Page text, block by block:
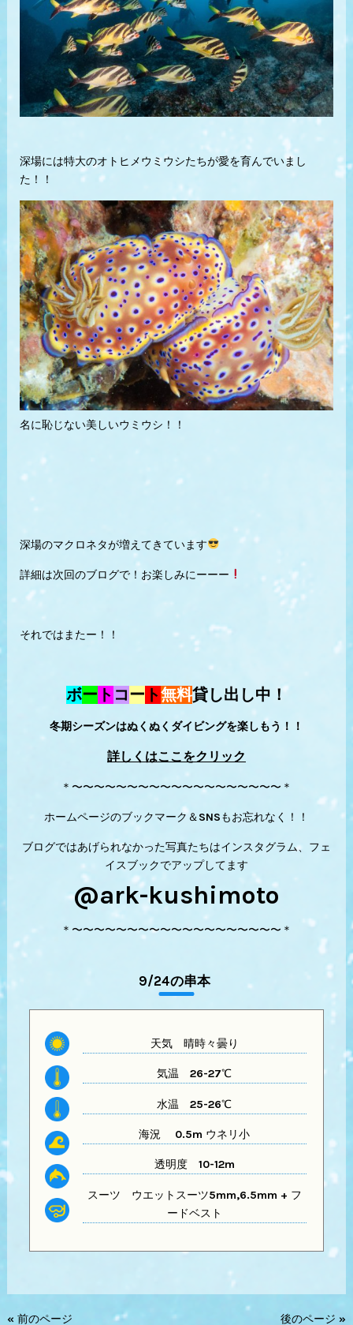
深場には特大のオトヒメウミウシたちが愛を育んでいまし
た！！
名に恥じない美しいウミウシ！！
深場のマクロネタが増えてきています
詳細は次回のブログで！お楽しみにーーー
それではまたー！！
ボー ト コー ト無料貸し出し中！
冬期シーズンはぬくぬくダイビングを楽しもう！！
詳しくはここをクリック
＊〜〜〜〜〜〜〜〜〜〜〜〜〜〜〜〜〜〜〜＊
ホームページのブックマーク＆SNSもお忘れなく！！
ブログではあげられなかった写真たちはインスタグラム、フェ
イスブックでアップしてます
@ark-kushimoto
＊〜〜〜〜〜〜〜〜〜〜〜〜〜〜〜〜〜〜〜＊
9/24の串本
天気晴時々曇り
気温 26-27℃
水温 25-26℃
海況 0.5m ウネリ小
透明度10-12m
スーツ ウエットスーツ5mm,6.5mm + フ
ードベスト
« 前のページ 後のページ »